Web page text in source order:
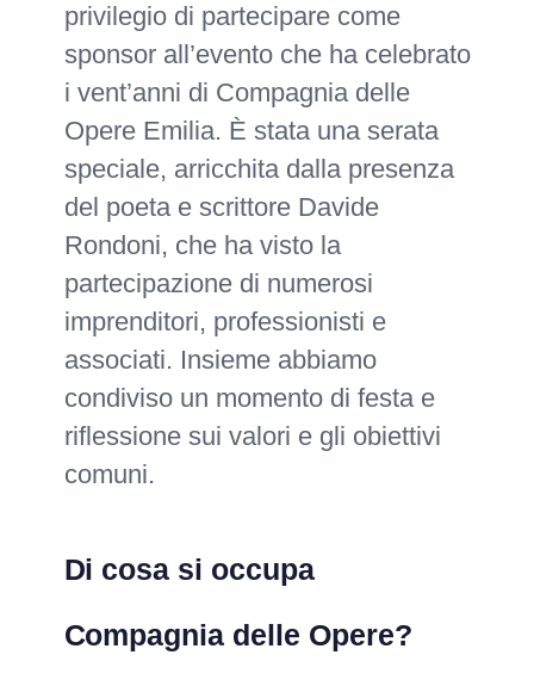
privilegio di partecipare come
sponsor all’evento che ha celebrato
i vent’anni di Compagnia delle
Opere Emilia. È stata una serata
speciale, arricchita dalla presenza
del poeta e scrittore Davide
Rondoni, che ha visto la
partecipazione di numerosi
imprenditori, professionisti e
associati. Insieme abbiamo
condiviso un momento di festa e
riflessione sui valori e gli obiettivi
comuni.
Di cosa si occupa
Compagnia delle Opere?